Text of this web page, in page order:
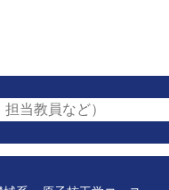
当教員など）